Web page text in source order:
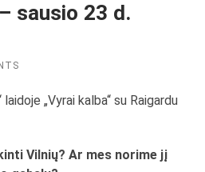
sausio 23 d.
„Vyrai kalba“ su Raigardu
Vilnių? Ar mes norime jį